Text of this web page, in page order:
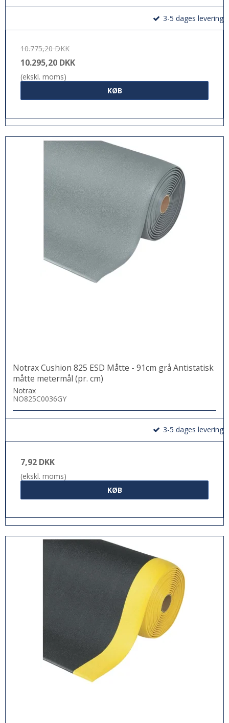
3-5 dages levering
10.775,20 DKK
10.295,20 DKK
(ekskl. moms)
KØB
Notrax Cushion 825 ESD Måtte - 91cm grå Antistatisk
måtte metermål (pr. cm)
Notrax
NO825C0036GY
3-5 dages levering
7,92 DKK
(ekskl. moms)
KØB